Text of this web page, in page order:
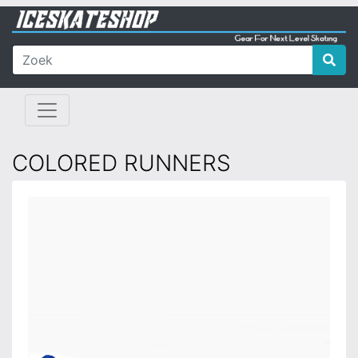
COLORED RUNNERS